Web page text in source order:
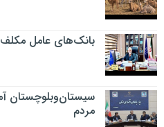
بانک‌های عامل
سیستان‌وبلوچستان
مردم